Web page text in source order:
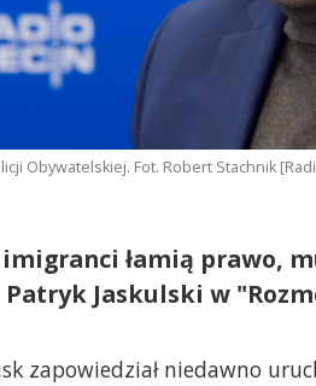
Obywatelskiej. Fot. Robert Stachnik
łamią prawo,
Patryk Jaskulski w
zapowiedział niedawno